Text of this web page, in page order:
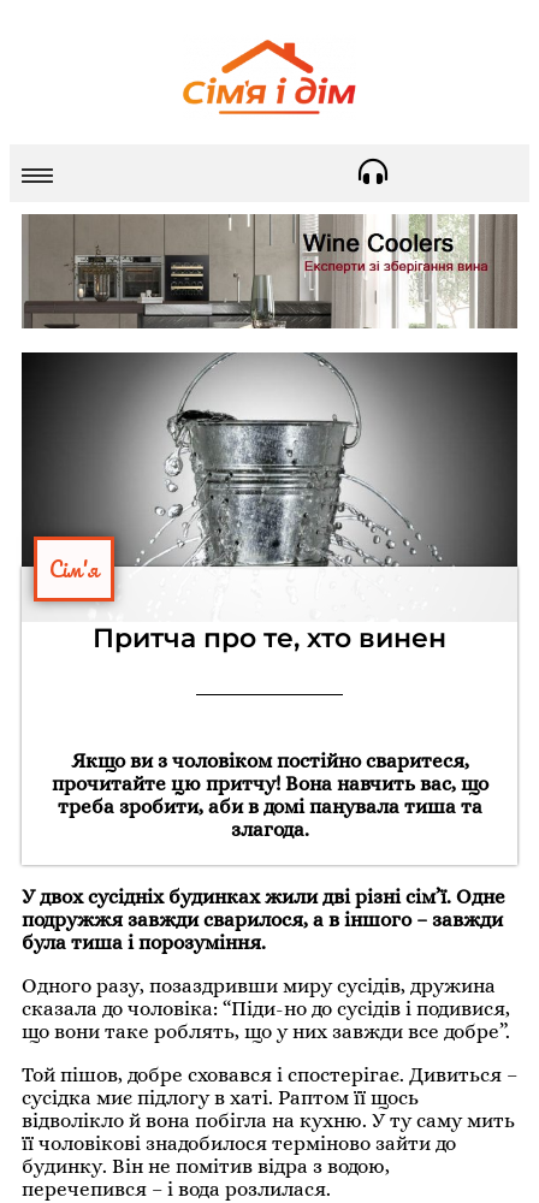
Сім'я
Притча про те, хто винен
Якщо ви з чоловіком постійно сваритеся,
прочитайте цю притчу! Вона навчить вас, що
треба зробити, аби в домі панувала тиша та
злагода.
У двох сусідніх будинках жили дві різні сім’ї. Одне
подружжя завжди сварилося, а в іншого – завжди
була тиша і порозуміння.
Одного разу, позаздривши миру сусідів, дружина
сказала до чоловіка: “Піди-но до сусідів і подивися,
що вони таке роблять, що у них завжди все добре”.
Той пішов, добре сховався і спостерігає. Дивиться –
сусідка миє підлогу в хаті. Раптом її щось
відволікло й вона побігла на кухню. У ту саму мить
її чоловікові знадобилося терміново зайти до
будинку. Він не помітив відра з водою,
перечепився – і вода розлилася.